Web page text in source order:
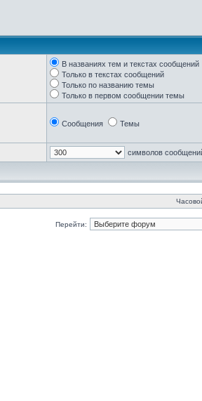
В названиях тем и текстах сообщений
Только в текстах сообщений
Только по названию темы
Только в первом сообщении темы
Сообщения Темы
символов
Перейти: